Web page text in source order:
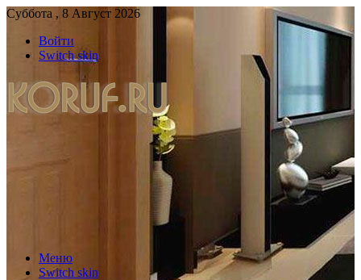
Суббота , 8 Август 2026
Войти
Switch skin
Меню
Switch skin